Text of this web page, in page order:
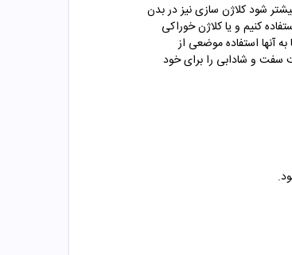
چه سن بیشتر شود کلاژن سازی نیز در بدن
کنیم و یا کلاژن خوراکی
آنها استفاده موضعی از
سفت و شادابی را برای خود